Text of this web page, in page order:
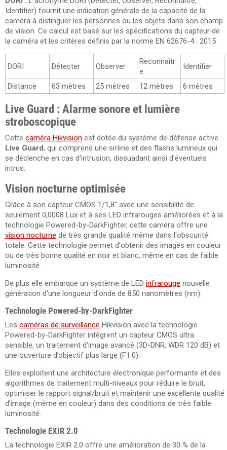
Identifier) fournit une indication générale de la capacité de la
caméra à distinguer les personnes ou les objets dans son champ
de vision. Ce calcul est basé sur les spécifications du capteur de
la caméra et les critères définis par la norme EN 62676-4 : 2015
DORI Détecter Observer
Reconnaîtr
e
Identifier
Distance 63 mètres 25 mètres 12 mètres 6 mètres
Live Guard : Alarme sonore et lumière
stroboscopique
Cette caméra Hikvision est dotée du système de défense active
Live Guard, qui comprend une sirène et des flashs lumineux qui
se déclenche en cas d'intrusion, dissuadant ainsi d'éventuels
intrus.
Vision nocturne optimisée
Grâce à son capteur CMOS 1/1,8" avec une sensibilité de
seulement 0,0008 Lux et à ses LED infrarouges améliorées et à la
technologie Powered-by-DarkFighter, cette caméra offre une
vision nocturne de très grande qualité même dans l'obscurité
totale. Cette technologie permet d'obtenir des images en couleur
ou de très bonne qualité en noir et blanc, même en cas de faible
luminosité.
De plus elle embarque un système de LED infrarouge nouvelle
génération d'une longueur d'onde de 850 nanomètres (nm).
Technologie Powered-by-DarkFighter
Les caméras de surveillance Hikvision avec la technologie
Powered-by-DarkFighter intègrent un capteur CMOS ultra
sensible, un traitement d'image avancé (3D-DNR, WDR 120 dB) et
une ouverture d’objectif plus large (F1.0).
Elles exploitent une architecture électronique performante et des
algorithmes de traitement multi-niveaux pour réduire le bruit,
optimiser le rapport signal/bruit et maintenir une excellente qualité
d’image (même en couleur) dans des conditions de très faible
luminosité.
Technologie EXIR 2.0
La technologie EXIR 2.0 offre une amélioration de 30 % de la